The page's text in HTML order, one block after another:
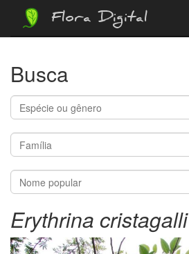
Flora Digital
Busca
Erythrina cristagalli